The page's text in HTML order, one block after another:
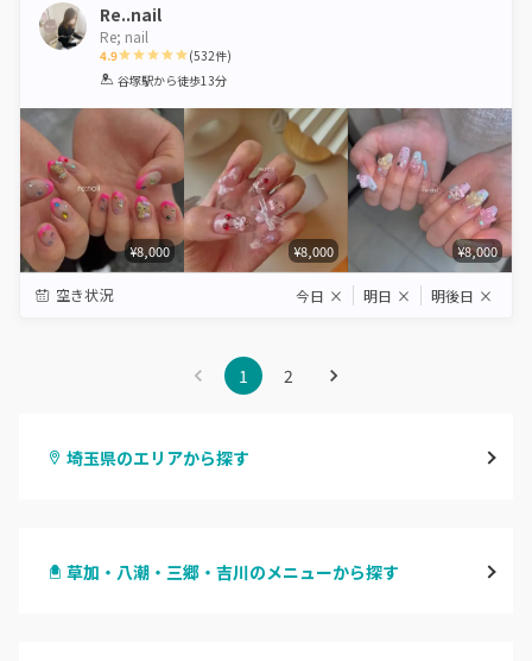
Re..nail
Re; nail
4.9
1 2 3 4 5
(532件)
谷塚駅から徒歩13分
¥8,000 ¥8,000 ¥8,000
空き状況 今日 × 明日 × 明後日 ×
1 2
埼玉県のエリアから探す
草加・八潮・三郷・吉川のメニューから探す